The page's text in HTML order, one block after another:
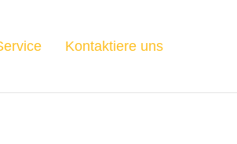
Kontaktiere uns